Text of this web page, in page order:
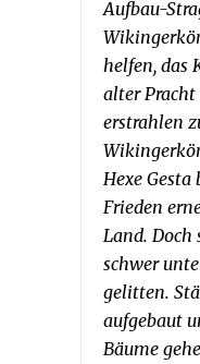
Aufbau-
helfen, das
alter
erstrahlen
Hexe
Frieden
Land.
schwer
gelitten.
aufgebaut
Bäume